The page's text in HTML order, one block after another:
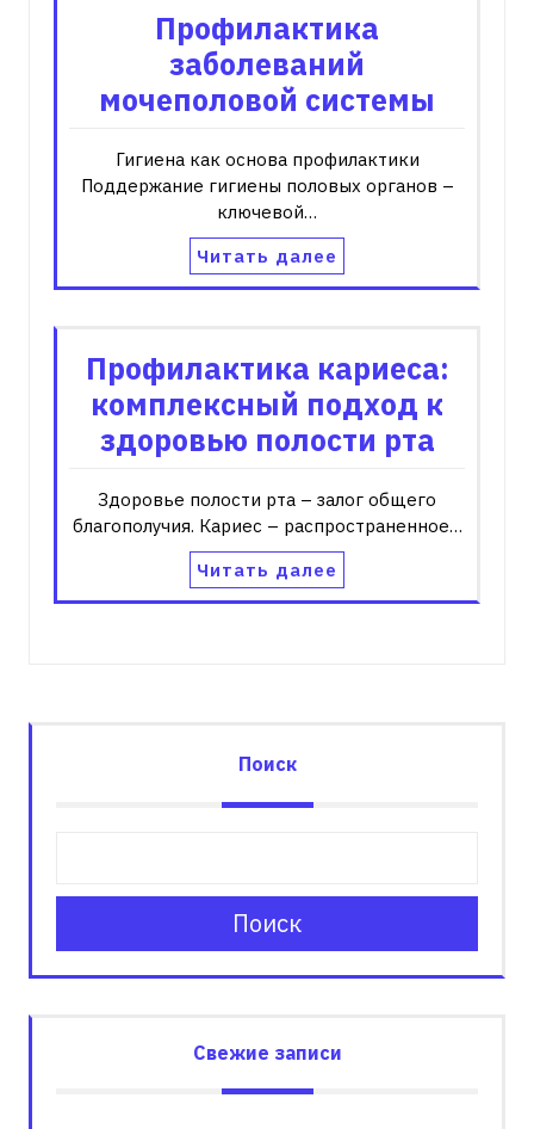
Профилактика
заболеваний
мочеполовой системы
Гигиена как основа профилактики
Поддержание гигиены половых органов –
ключевой…
Читать далее
Профилактика кариеса:
комплексный подход к
здоровью полости рта
Здоровье полости рта – залог общего
благополучия. Кариес – распространенное…
Читать далее
Поиск
Поиск
Свежие записи